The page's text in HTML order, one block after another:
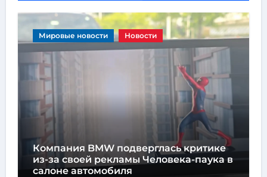
Мировые новости Новости
Компания BMW подверглась критике
из-за своей рекламы Человека-паука в
салоне автомобиля